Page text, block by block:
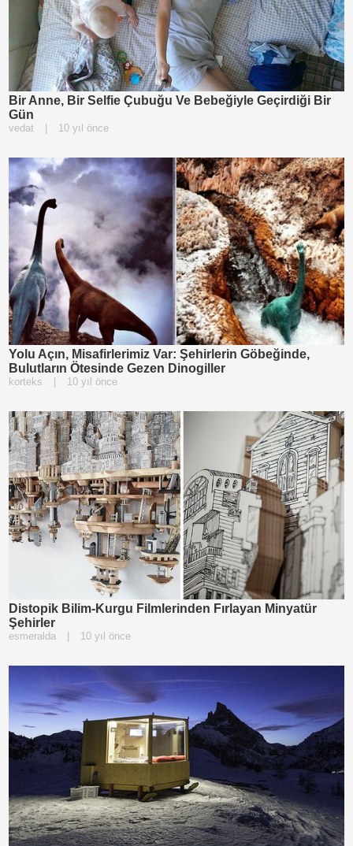
Bir Anne, Bir Selfie Çubuğu Ve Bebeğiyle Geçirdiği Bir
Gün
vedat | 10 yıl önce
Yolu Açın, Misafirlerimiz Var: Şehirlerin Göbeğinde,
Bulutların Ötesinde Gezen Dinogiller
korteks 10 yıl önce
Distopik Bilim-Kurgu Filmlerinden Fırlayan Minyatür
Şehirler
esmeralda 10 yıl önce